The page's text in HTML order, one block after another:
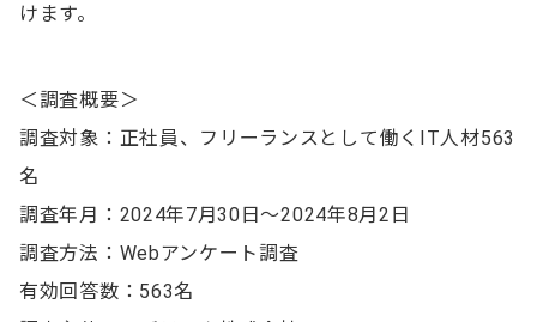
けます。
＜調査概要＞
調査対象：正社員、フリーランスとして働くIT人材563
名
調査年月：2024年7月30日～2024年8月2日
調査方法：Webアンケート調査
有効回答数：563名